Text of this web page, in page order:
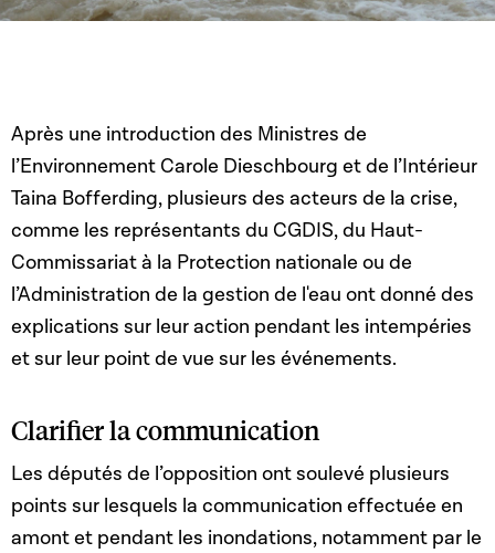
Après une introduction des Ministres de
l’Environnement Carole Dieschbourg et de l’Intérieur
Taina Bofferding, plusieurs des acteurs de la crise,
comme les représentants du CGDIS, du Haut-
Commissariat à la Protection nationale ou de
l’Administration de la gestion de l'eau ont donné des
explications sur leur action pendant les intempéries
et sur leur point de vue sur les événements.
Clarifier la communication
Les députés de l’opposition ont soulevé plusieurs
points sur lesquels la communication effectuée en
amont et pendant les inondations, notamment par le